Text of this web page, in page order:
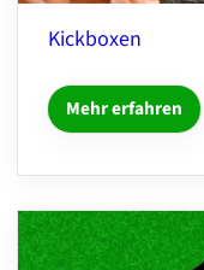
Kickboxen
Mehr erfahren